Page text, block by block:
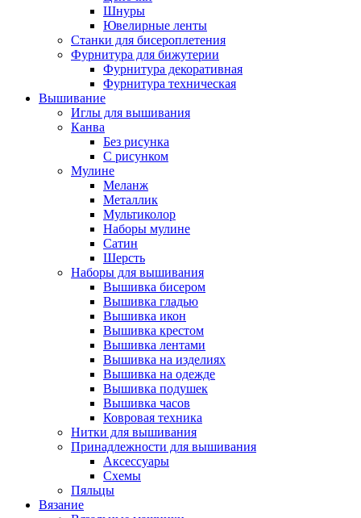
Шнуры
Ювелирные ленты
Станки для бисероплетения
Фурнитура для бижутерии
Фурнитура декоративная
Фурнитура техническая
Вышивание
Иглы для вышивания
Канва
Без рисунка
С рисунком
Мулине
Меланж
Металлик
Мультиколор
Наборы мулине
Сатин
Шерсть
Наборы для вышивания
Вышивка бисером
Вышивка гладью
Вышивка икон
Вышивка крестом
Вышивка лентами
Вышивка на изделиях
Вышивка на одежде
Вышивка подушек
Вышивка часов
Ковровая техника
Нитки для вышивания
Принадлежности для вышивания
Аксессуары
Схемы
Пяльцы
Вязание